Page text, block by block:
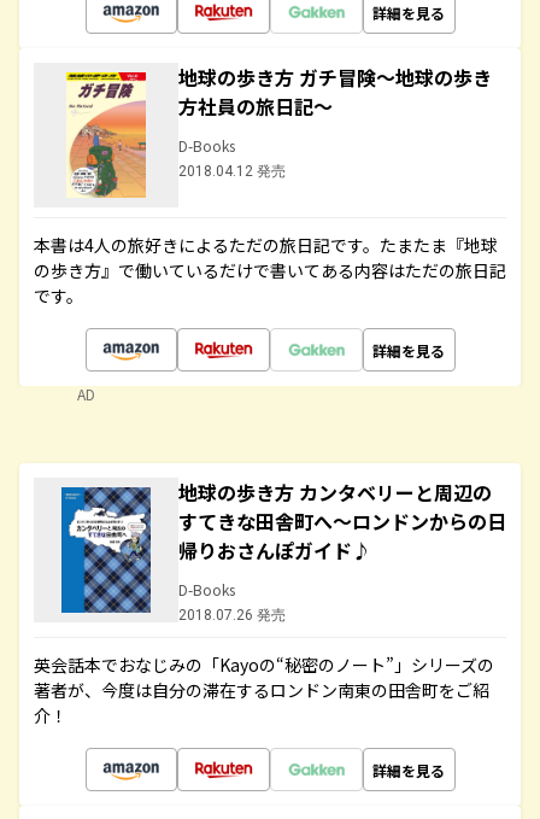
詳細を見る
地球の歩き方 ガチ冒険～地球の歩き
方社員の旅日記～
D-Books
2018.04.12 発売
本書は4人の旅好きによるただの旅日記です。たまたま『地球
の歩き方』で働いているだけで書いてある内容はただの旅日記
です。
詳細を見る
AD
地球の歩き方 カンタベリーと周辺の
すてきな田舎町へ～ロンドンからの日
帰りおさんぽガイド♪
D-Books
2018.07.26 発売
英会話本でおなじみの「Kayoの“秘密のノート”」シリーズの
著者が、今度は自分の滞在するロンドン南東の田舎町をご紹
介！
詳細を見る